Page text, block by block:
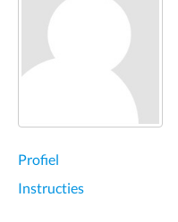
Profiel
Instructies